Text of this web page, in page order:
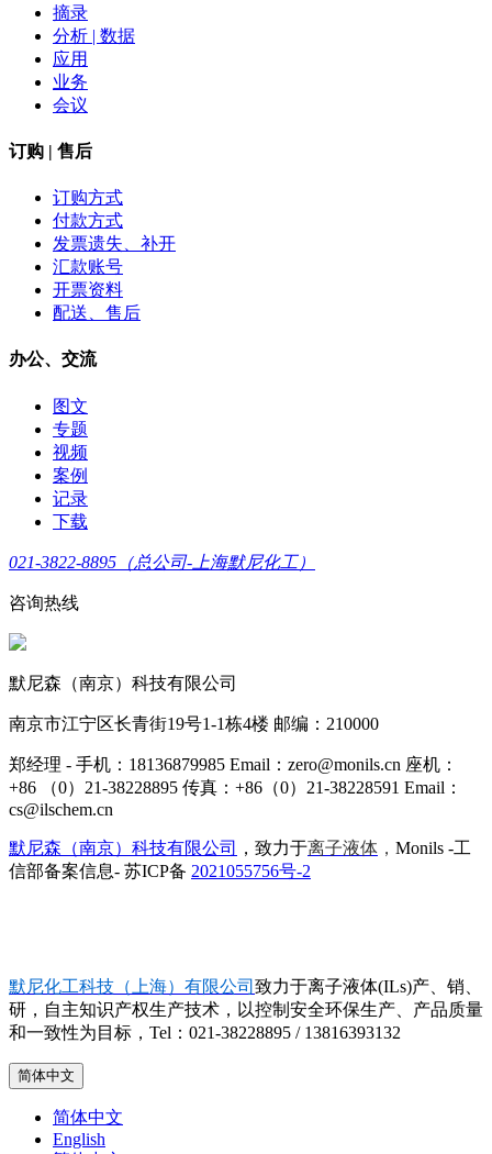
摘录
分析 | 数据
应用
业务
会议
订购 | 售后
订购方式
付款方式
发票遗失、补开
汇款账号
开票资料
配送、售后
办公、交流
图文
专题
视频
案例
记录
下载
021-3822-8895（总公司-上海默尼化工）
咨询热线
默尼森（南京）科技有限公司
南京市江宁区长青街19号1-1栋4楼 邮编：210000
郑经理 - 手机：18136879985 Email：zero@monils.cn 座机：
+86 （0）21-38228895 传真：+86（0）21-38228591 Email：
cs@ilschem.cn
默尼森（南京）科技有限公司 ，致力于离子液体 ， Monils -工
信部备案信息- 苏ICP备 2021055756号-2
默尼化工科技（上海）有限公司 致力于离子液体(ILs)产、销、
研，自主知识产权生产技术，以控制安全环保生产、产品质量
和一致性为目标，Tel：021-38228895 / 13816393132
简体中文
简体中文
English